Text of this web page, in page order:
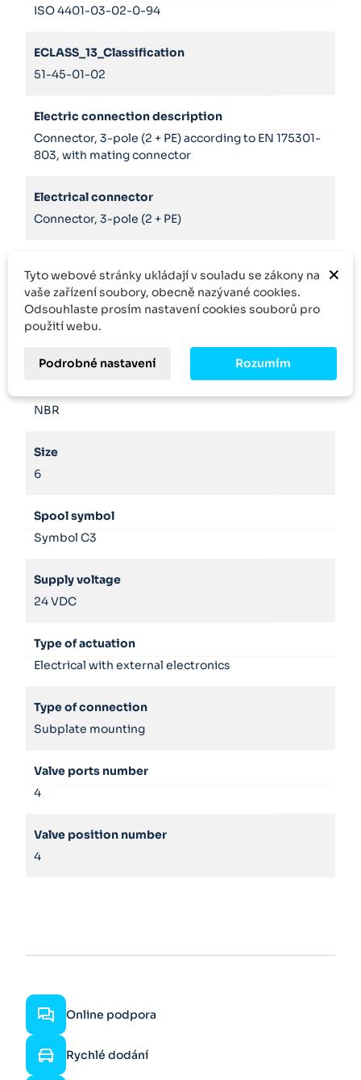
ISO 4401-03-02-0-94
ECLASS_13_Classification
51-45-01-02
Electric connection description
Connector, 3-pole (2 + PE) according to EN 175301-
803, with mating connector
Electrical connector
Connector, 3-pole (2 + PE)
HL,HLP,HLPD,HVLP,HVLPD,HFC
Product family
NBR
Size
6
Spool symbol
Symbol C3
Supply voltage
24 VDC
Type of actuation
Electrical with external electronics
Type of connection
Subplate mounting
Valve ports number
4
Valve position number
4
Online podpora
Rychlé dodání
×
Tyto webové stránky ukládají v souladu se zákony na
vaše zařízení soubory, obecně nazývané cookies.
Odsouhlaste prosím nastavení cookies souborů pro
použití webu.
Podrobné nastavení Rozumím